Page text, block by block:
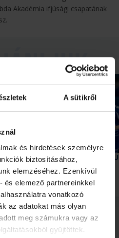
A sütikről
és hirdetések személyre
biztosításához,
elemzéséhez. Ezenkívül
és elemező partnereinkkel
vonatkozó
az adatokat más olyan
meg számukra vagy az
gyűjtöttek.
Akadémia ifjúsági csapatának
Akadémia 2026. júl. 28.
Két akadémistánk az
Európa-bajnokságon